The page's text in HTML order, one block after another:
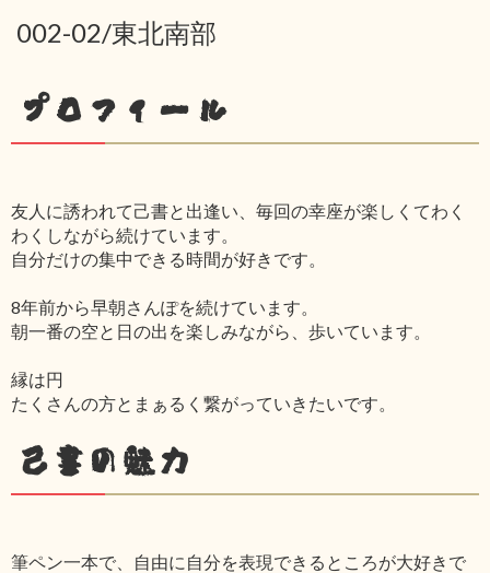
002-02/東北南部
プロフィール
友人に誘われて己書と出逢い、毎回の幸座が楽しくてわく
わくしながら続けています。
自分だけの集中できる時間が好きです。
8年前から早朝さんぽを続けています。
朝一番の空と日の出を楽しみながら、歩いています。
縁は円
たくさんの方とまぁるく繋がっていきたいです。
己書の魅力
筆ペン一本で、自由に自分を表現できるところが大好きで